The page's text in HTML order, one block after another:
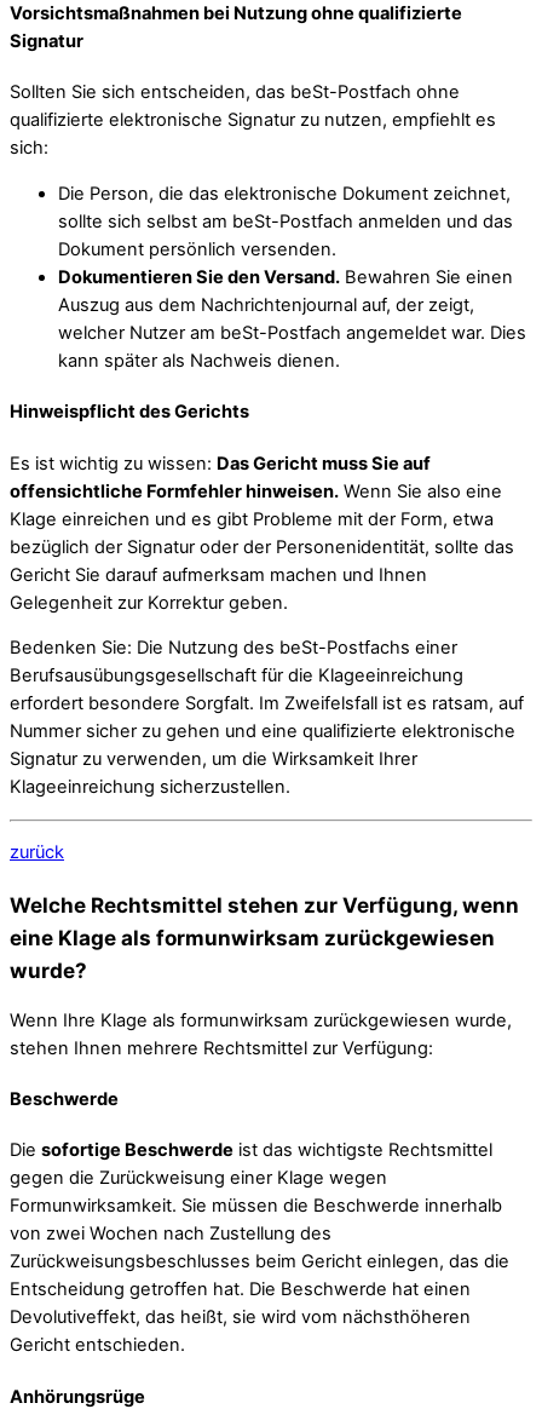
Vorsichtsmaßnahmen bei Nutzung ohne qualifizierte
Signatur
Sollten Sie sich entscheiden, das beSt-Postfach ohne
qualifizierte elektronische Signatur zu nutzen, empfiehlt es
sich:
Die Person, die das elektronische Dokument zeichnet,
sollte sich selbst am beSt-Postfach anmelden und das
Dokument persönlich versenden.
Dokumentieren Sie den Versand. Bewahren Sie einen
Auszug aus dem Nachrichtenjournal auf, der zeigt,
welcher Nutzer am beSt-Postfach angemeldet war. Dies
kann später als Nachweis dienen.
Hinweispflicht des Gerichts
Es ist wichtig zu wissen: Das Gericht muss Sie auf
offensichtliche Formfehler hinweisen. Wenn Sie also eine
Klage einreichen und es gibt Probleme mit der Form, etwa
bezüglich der Signatur oder der Personenidentität, sollte das
Gericht Sie darauf aufmerksam machen und Ihnen
Gelegenheit zur Korrektur geben.
Bedenken Sie: Die Nutzung des beSt-Postfachs einer
Berufsausübungsgesellschaft für die Klageeinreichung
erfordert besondere Sorgfalt. Im Zweifelsfall ist es ratsam, auf
Nummer sicher zu gehen und eine qualifizierte elektronische
Signatur zu verwenden, um die Wirksamkeit Ihrer
Klageeinreichung sicherzustellen.
zurück
Welche Rechtsmittel stehen zur Verfügung, wenn
eine Klage als formunwirksam zurückgewiesen
wurde?
Wenn Ihre Klage als formunwirksam zurückgewiesen wurde,
stehen Ihnen mehrere Rechtsmittel zur Verfügung:
Beschwerde
Die sofortige Beschwerde ist das wichtigste Rechtsmittel
gegen die Zurückweisung einer Klage wegen
Formunwirksamkeit. Sie müssen die Beschwerde innerhalb
von zwei Wochen nach Zustellung des
Zurückweisungsbeschlusses beim Gericht einlegen, das die
Entscheidung getroffen hat. Die Beschwerde hat einen
Devolutiveffekt, das heißt, sie wird vom nächsthöheren
Gericht entschieden.
Anhörungsrüge